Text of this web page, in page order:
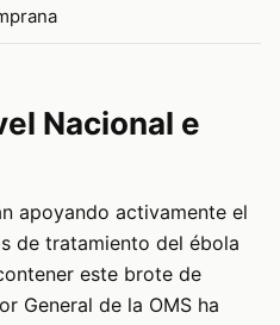
Nacional e
apoyando activamente el
de tratamiento del ébola
este brote de
General de la OMS ha